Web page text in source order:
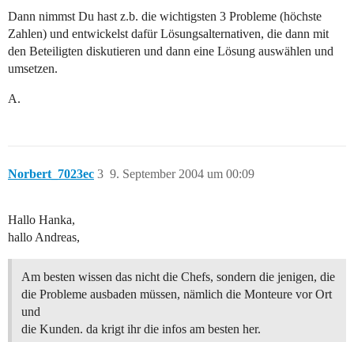
Dann nimmst Du hast z.b. die wichtigsten 3 Probleme (höchste
Zahlen) und entwickelst dafür Lösungsalternativen, die dann mit
den Beteiligten diskutieren und dann eine Lösung auswählen und
umsetzen.
A.
Norbert_7023ec 9. September 2004 um 00:09
3
Hallo Hanka,
hallo Andreas,
Am besten wissen das nicht die Chefs, sondern die jenigen, die
die Probleme ausbaden müssen, nämlich die Monteure vor Ort
und
die Kunden. da krigt ihr die infos am besten her.